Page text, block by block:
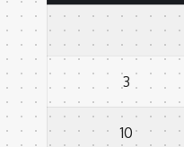
3
10